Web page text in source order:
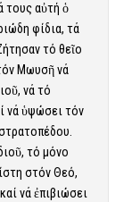
τους αὐτή ὁ
φίδια, τά
τό θεῖο
Μωυσῆ νά
νά τό
νά ὑψώσει τόν
τό μόνο
στόν Θεό,
νά ἐπιβιώσει